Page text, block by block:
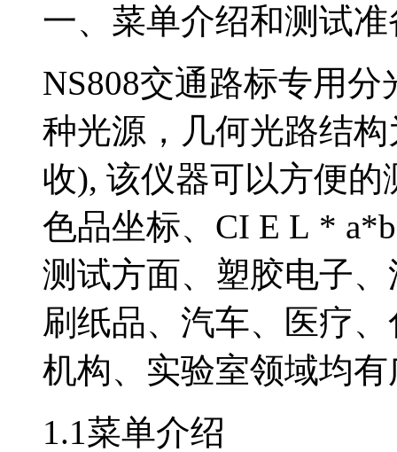
一、菜单介绍和测试准
NS808交通路标专用
种光源，几何光路结构
收), 该仪器可以方便
色品坐标、CI E L *
测试方面、塑胶电子
刷纸品、汽车、医疗
机构、实验室领域均
1.1菜单介绍